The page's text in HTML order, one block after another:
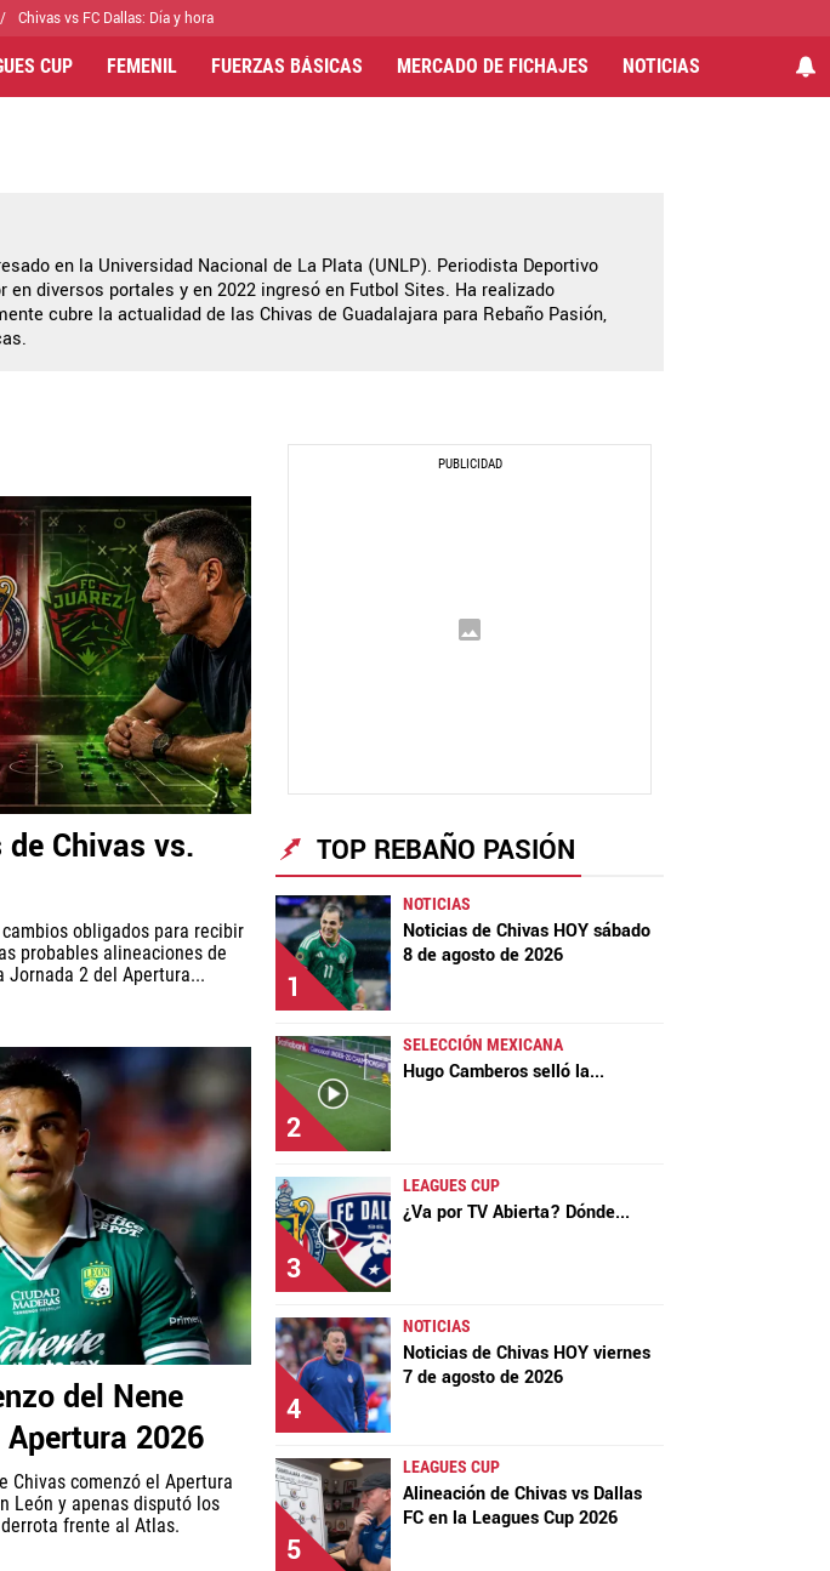
Chivas vs FC Dallas: Día y hora
CUP FEMENIL FUERZAS BÁSICAS MERCADO DE FICHAJES NOTICIAS
en la Universidad Nacional de La Plata (UNLP). Periodista Deportivo
diversos portales y en 2022 ingresó en Futbol Sites. Ha realizado
cubre la actualidad de las Chivas de Guadalajara para Rebaño Pasión,
Chivas vs.
obligados para recibir
probables alineaciones de
Jornada 2 del Apertura...
del Nene
2026
Chivas comenzó el Apertura
León y apenas disputó los
frente al Atlas.
TOP REBAÑO PASIÓN
1
NOTICIAS
Noticias de Chivas HOY sábado
8 de agosto de 2026
2
SELECCIÓN MEXICANA
Hugo Camberos selló la...
3
LEAGUES CUP
¿Va por TV Abierta? Dónde...
4
NOTICIAS
Noticias de Chivas HOY viernes
7 de agosto de 2026
5
LEAGUES CUP
Alineación de Chivas vs Dallas
FC en la Leagues Cup 2026